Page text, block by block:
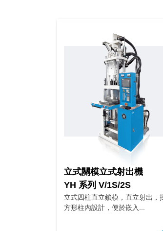
立式關模立式射出機
YH 系列 V/1S/2S
立式四柱直立鎖模，直立射出，
方形柱內設計，便於嵌入...